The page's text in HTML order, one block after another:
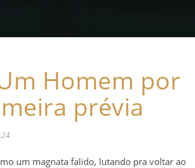
Homem por
prévia
um magnata falido, lutando pra voltar ao